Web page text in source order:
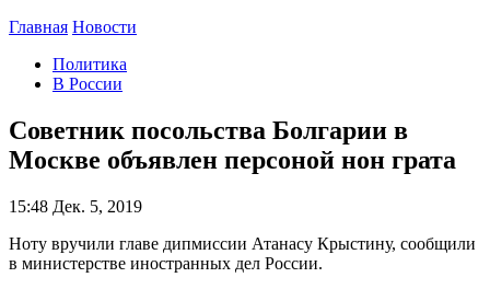
Главная Новости
Политика
В России
Советник посольства Болгарии в
Москве объявлен персоной нон грата
15:48 Дек. 5, 2019
Ноту вручили главе дипмиссии Атанасу Крыстину, сообщили
в министерстве иностранных дел России.